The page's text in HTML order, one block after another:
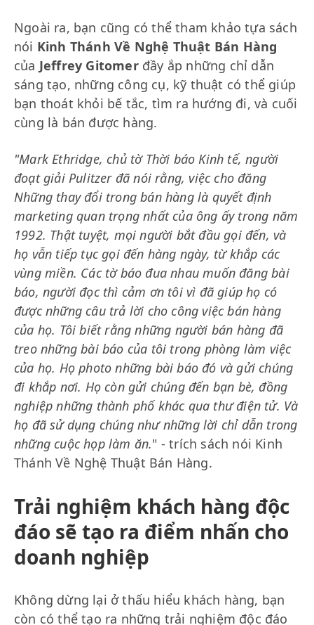
Ngoài ra, bạn cũng có thể tham khảo tựa sách
nói Kinh Thánh Về Nghệ Thuật Bán Hàng
của Jeffrey Gitomerđầy ắp những chỉ dẫn
sáng tạo, những công cụ, kỹ thuật có thể giúp
bạn thoát khỏi bế tắc, tìm ra hướng đi, và cuối
cùng là bán được hàng.
"Mark Ethridge, chủ tờ Thời báo Kinh tế, người
đoạt giải Pulitzer đã nói rằng, việc cho đăng
Những thay đổi trong bán hàng là quyết định
marketing quan trọng nhất của ông ấy trong năm
1992. Thật tuyệt, mọi người bắt đầu gọi đến, và
họ vẫn tiếp tục gọi đến hàng ngày, từ khắp các
vùng miền. Các tờ báo đua nhau muốn đăng bài
báo, người đọc thì cảm ơn tôi vì đã giúp họ có
được những câu trả lời cho công việc bán hàng
của họ. Tôi biết rằng những người bán hàng đã
treo những bài báo của tôi trong phòng làm việc
của họ. Họ photo những bài báo đó và gửi chúng
đi khắp nơi. Họ còn gửi chúng đến bạn bè, đồng
nghiệp những thành phố khác qua thư điện tử. Và
họ đã sử dụng chúng như những lời chỉ dẫn trong
những cuộc họp làm ăn." - trích sách nói Kinh
Thánh Về Nghệ Thuật Bán Hàng.
Trải nghiệm khách hàng độc
đáo sẽ tạo ra điểm nhấn cho
doanh nghiệp
Không dừng lại ở thấu hiểu khách hàng, bạn
còn có thể tạo ra những trải nghiệm độc đáo